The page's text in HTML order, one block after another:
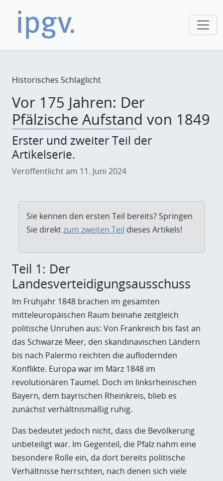
Historisches Schlaglicht
Vor 175 Jahren: Der
Pfälzische Aufstand von 1849
Erster und zweiter Teil der
Artikelserie.
Veröffentlicht am 11. Juni 2024
Sie kennen den ersten Teil bereits? Springen
Sie direktzum zweiten Teil dieses Artikels!
Teil 1: Der
Landesverteidigungsausschuss
Im Frühjahr 1848 brachen im gesamten
mitteleuropäischen Raum beinahe zeitgleich
politische Unruhen aus: Von Frankreich bis fast an
das Schwarze Meer, den skandinavischen Ländern
bis nach Palermo reichten die auflodernden
Konflikte. Europa war im März 1848 im
revolutionären Taumel. Doch im linksrheinischen
Bayern, dem bayrischen Rheinkreis, blieb es
zunächst verhältnismäßig ruhig.
Das bedeutet jedoch nicht, dass die Bevölkerung
unbeteiligt war. Im Gegenteil, die Pfalz nahm eine
besondere Rolle ein, da dort bereits politische
Verhältnisse herrschten, nach denen sich viele